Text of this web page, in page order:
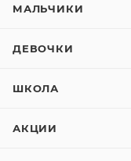
МАЛЬЧИКИ
ДЕВОЧКИ
ШКОЛА
АКЦИИ